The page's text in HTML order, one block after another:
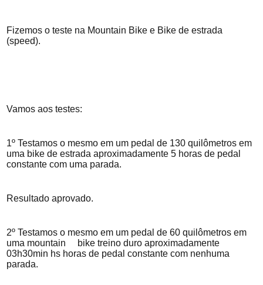
Fizemos o teste na Mountain Bike e Bike de estrada
(speed).
Vamos aos testes:
1º Testamos o mesmo em um pedal de 130 quilômetros em
uma bike de estrada aproximadamente 5 horas de pedal
constante com uma parada.
Resultado aprovado.
2º Testamos o mesmo em um pedal de 60 quilômetros em
uma mountain bike treino duro aproximadamente
03h30min hs horas de pedal constante com nenhuma
parada.